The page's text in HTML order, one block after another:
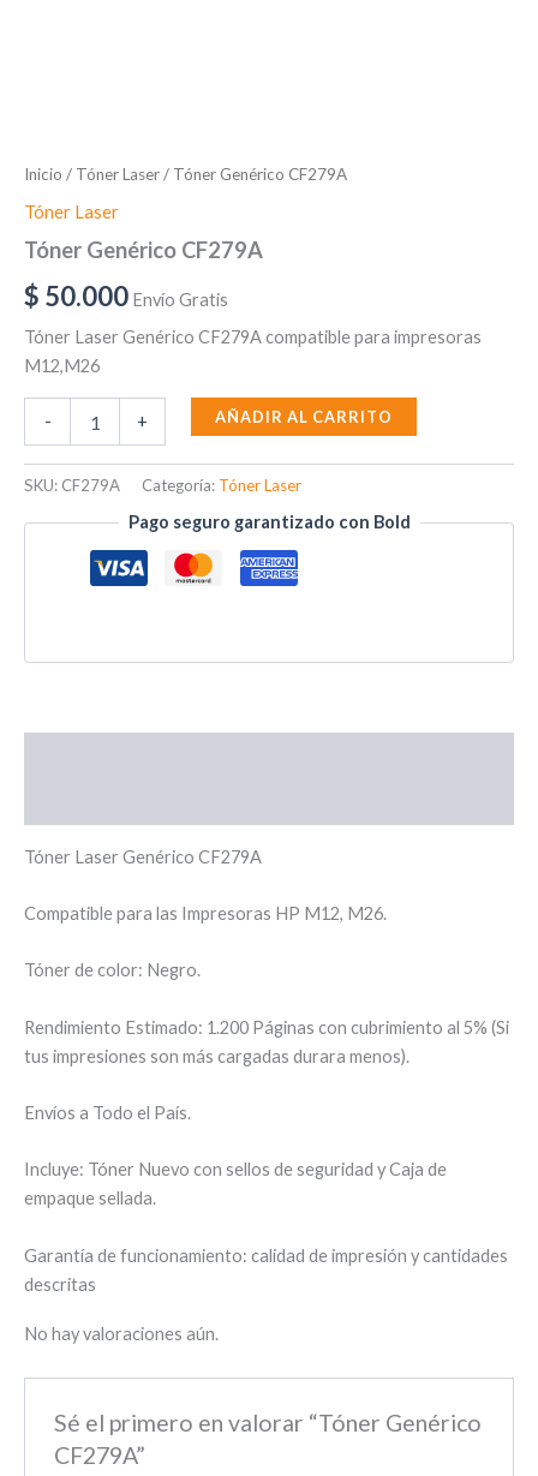
Inicio / Tóner Laser/ Tóner Genérico CF279A
Tóner Laser
Tóner Genérico CF279A
$ 50.000 Envío Gratis
Tóner Laser Genérico CF279A compatible para impresoras
M12,M26
- + AÑADIR AL CARRITO
SKU: CF279A Categoría: Tóner Laser
Pago seguro garantizado con Bold
Tóner Laser Genérico CF279A
Compatible para las Impresoras HP M12, M26.
Tóner de color: Negro.
Rendimiento Estimado: 1.200 Páginas con cubrimiento al 5% (Si
tus impresiones son más cargadas durara menos).
Envíos a Todo el País.
Incluye: Tóner Nuevo con sellos de seguridad y Caja de
empaque sellada.
Garantía de funcionamiento: calidad de impresión y cantidades
descritas
No hay valoraciones aún.
Sé el primero en valorar “Tóner Genérico
CF279A”